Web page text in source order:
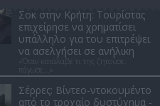
Σοκ στην Κρήτη: Τουρίστας
επιχείρησε να χρηματίσει
υπάλληλο για του επιτρέψει
να ασελγήσει σε ανήλικη
«Όταν κατάλαβε τι της ζητούσε,
πάγωσε...»
Σέρρες: Βίντεο-ντοκουμέντο
από το τροχαίο δυστύχημα -
Επικοινωνήστε μαζί μας
Βρείτε μας στο Facebook